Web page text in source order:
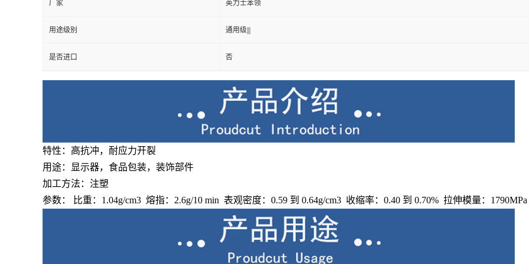
厂家 英力士苯领
用途级别 通用级|||
是否进口 否
特性：高抗冲，耐应力开裂
用途：显示器，食品包装，装饰部件
加工方法：注塑
参数： 比重：1.04g/cm3 熔指：2.6g/10 min 表观密度：0.59 到 0.64g/cm3 收缩率：0.40 到 0.70% 拉伸模量：1790MPa